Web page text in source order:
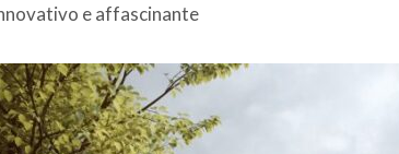
e affascinante